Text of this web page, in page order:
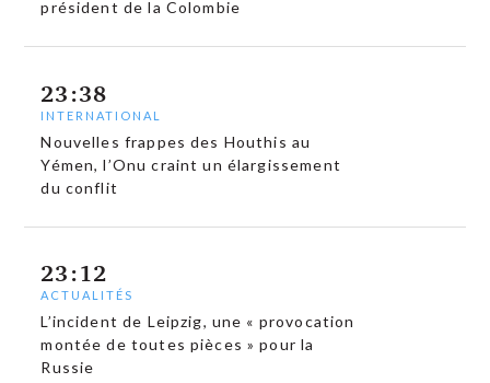
président de la Colombie
23:38
INTERNATIONAL
Nouvelles frappes des Houthis au
Yémen, l’Onu craint un élargissement
du conflit
23:12
ACTUALITÉS
L’incident de Leipzig, une « provocation
montée de toutes pièces » pour la
Russie